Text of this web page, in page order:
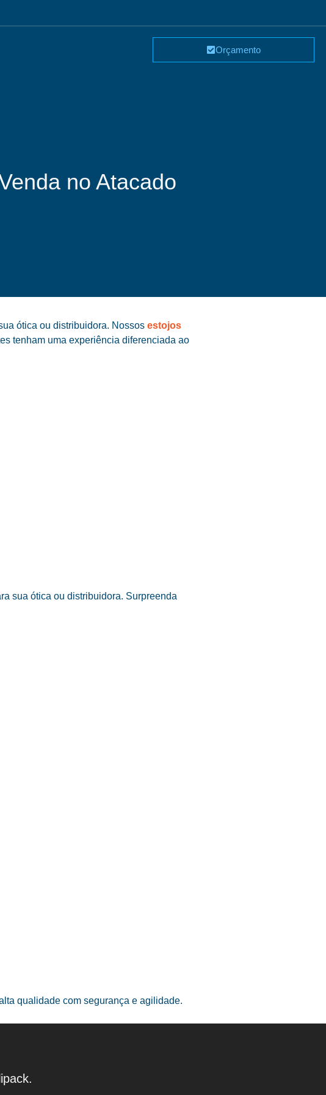
Orçamento
no Atacado
ótica ou distribuidora. Nossos estojos
tenham uma experiência diferenciada ao
sua ótica ou distribuidora. Surpreenda
qualidade com segurança e agilidade.